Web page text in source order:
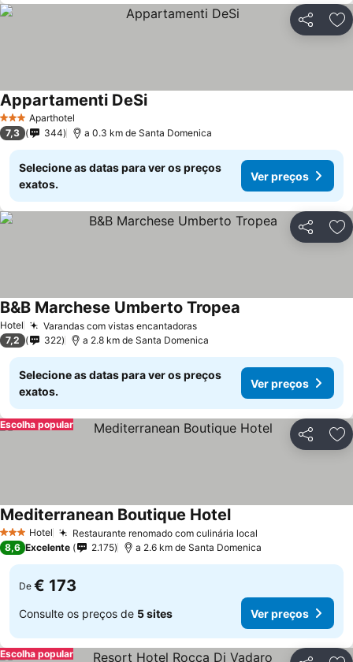
Partilhar
3 EstrelasAparthotel
Appartamenti DeSi
7,3 344 a 0.3 km de Santa Domenica
Selecione as datas para ver os preços
exatos.
Ver preços
Partilhar
Hotel Varandas com vistas encantadoras
B&B Marchese Umberto Tropea
7,2 322 a 2.8 km de Santa Domenica
Selecione as datas para ver os preços
exatos.
Ver preços
Partilhar
Escolha popular
3 EstrelasHotel Restaurante renomado com culinária local
Mediterranean Boutique Hotel
8,6 Excelente 2.175 a 2.6 km de Santa Domenica
De € 173
Consulte os preços de 5 sites Ver preços
Escolha popular